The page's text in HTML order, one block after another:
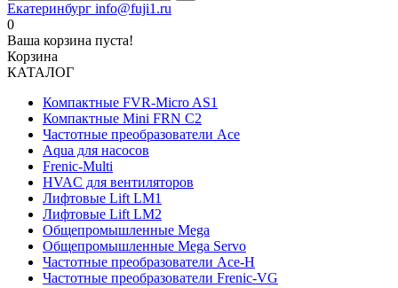
Екатеринбург info@fuji1.ru
0
Ваша корзина пуста!
Корзина
КАТАЛОГ
Компактные FVR-Micro AS1
Компактные Mini FRN C2
Частотные преобразователи Ace
Aqua для насосов
Frenic-Multi
HVAC для вентиляторов
Лифтовые Lift LM1
Лифтовые Lift LM2
Общепромышленные Mega
Общепромышленные Mega Servo
Частотные преобразователи Ace-H
Частотные преобразователи Frenic-VG